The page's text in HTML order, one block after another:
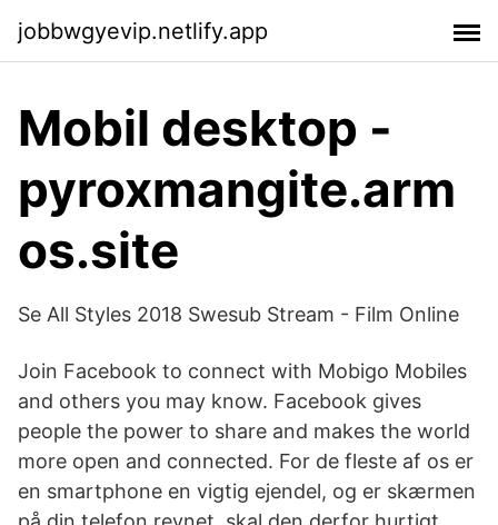
jobbwgyevip.netlify.app
Mobil desktop -
pyroxmangite.arm
os.site
Se All Styles 2018 Swesub Stream - Film Online
Join Facebook to connect with Mobigo Mobiles
and others you may know. Facebook gives
people the power to share and makes the world
more open and connected. For de fleste af os er
en smartphone en vigtig ejendel, og er skærmen